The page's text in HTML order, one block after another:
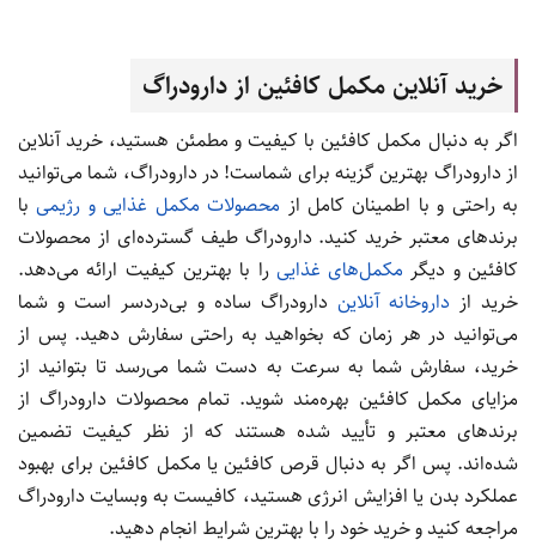
خرید آنلاین مکمل کافئین از دارودراگ
اگر به دنبال مکمل کافئین با کیفیت و مطمئن هستید، خرید آنلاین
از دارودراگ بهترین گزینه برای شماست! در دارودراگ، شما می‌توانید
به راحتی و با اطمینان کامل از محصولات مکمل غذایی و رژیمیبا
برندهای معتبر خرید کنید. دارودراگ طیف گسترده‌ای از محصولات
کافئین و دیگر مکمل‌های غذایی را با بهترین کیفیت ارائه می‌دهد.
خرید از داروخانه آنلاین دارودراگ ساده و بی‌دردسر است و شما
می‌توانید در هر زمان که بخواهید به راحتی سفارش دهید. پس از
خرید، سفارش شما به سرعت به دست شما می‌رسد تا بتوانید از
مزایای مکمل کافئین بهره‌مند شوید. تمام محصولات دارودراگ از
برندهای معتبر و تأیید شده هستند که از نظر کیفیت تضمین
شده‌اند. پس اگر به دنبال قرص کافئین یا مکمل کافئین برای بهبود
عملکرد بدن یا افزایش انرژی هستید، کافیست به وبسایت دارودراگ
مراجعه کنید و خرید خود را با بهترین شرایط انجام دهید.